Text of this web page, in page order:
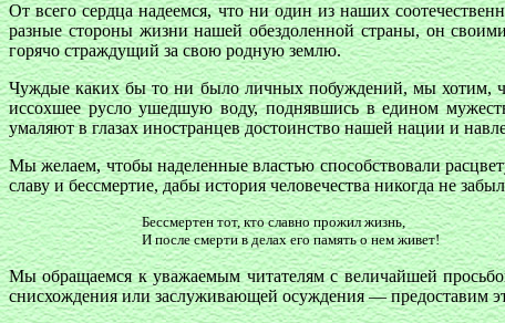
От всего сердца надеемся, что ни один из наших
разные стороны жизни нашей обездоленной страны, он
горячо страждущий за свою родную землю.
Чуждые каких бы то ни было личных побуждений, мы хотим,
иссохшее русло ушедшую воду, поднявшись в едином
умаляют в глазах иностранцев достоинство нашей нации и
Мы желаем, чтобы наделенные властью способствовали
славу и бессмертие, дабы история человечества никогда не
Бессмертен тот, кто славно прожил жизнь,
И после смерти в делах его память о нем живет!
Мы обращаемся к уважаемым читателям с величайшей
снисхождения или заслуживающей осуждения — предоставим